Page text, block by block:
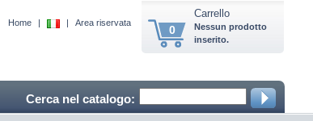
Home | | Area riservata
0
Carrello
Nessun prodotto
inserito.
Cerca nel catalogo: